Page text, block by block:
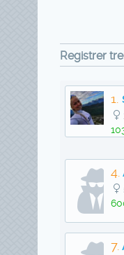
Registrer
1.
4.
7.